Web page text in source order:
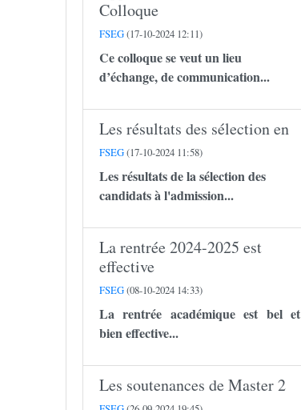
Colloque
FSEG(17-10-2024 12:11)
Ce colloque se veut un lieu
d’échange, de communication...
Les résultats des sélection en
FSEG(17-10-2024 11:58)
Les résultats de la sélection des
candidats à l'admission...
La rentrée 2024-2025 est
effective
FSEG(08-10-2024 14:33)
La rentrée académique est bel et
bien effective...
Les soutenances de Master 2